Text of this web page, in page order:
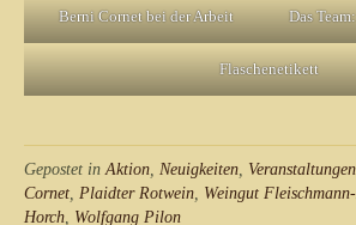
Berni Cornet bei der Arbeit Das
Flaschenetikett
Gepostet inAktion, Neuigkeiten, Veranstaltungen
Cornet, Plaidter Rotwein, Weingut
Horch, Wolfgang Pilon